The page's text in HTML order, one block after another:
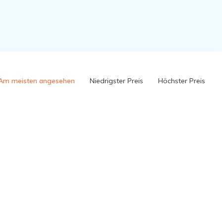
meisten angesehen Niedrigster Preis Höchster Preis